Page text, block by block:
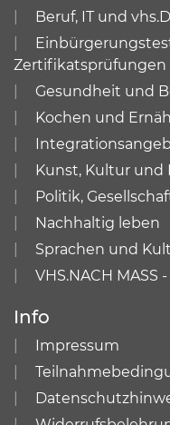
Beruf, IT und
Zertifikatsprüfungen
Gesundheit und
Kochen und
Kunst, Kultur und
Politik,
Nachhaltig leben
Sprachen und
VHS.NACH
Info
Impressum